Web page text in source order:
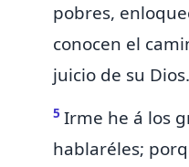
pobres,
conocen el
juicio de su Dios.
5 Irme he á los
hablaréles;